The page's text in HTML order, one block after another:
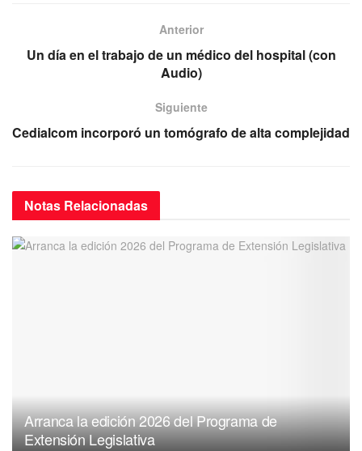
o p
a
m
Anterior
Un día en el trabajo de un médico del hospital (con
Audio)
Siguiente
Cedialcom incorporó un tomógrafo de alta complejidad
Notas Relacionadas
Arranca la edición 2026 del Programa de
Extensión Legislativa